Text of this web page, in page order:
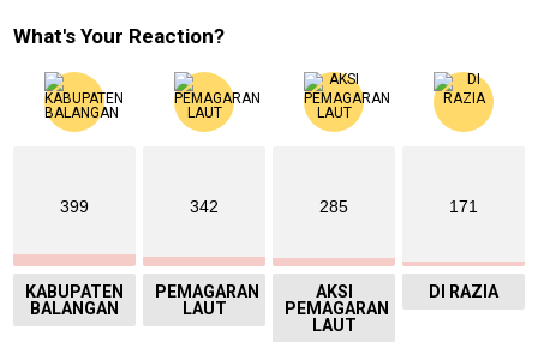
What's Your Reaction?
399
KABUPATEN
BALANGAN
342
PEMAGARAN
LAUT
285
AKSI
PEMAGARAN
LAUT
171
DI RAZIA